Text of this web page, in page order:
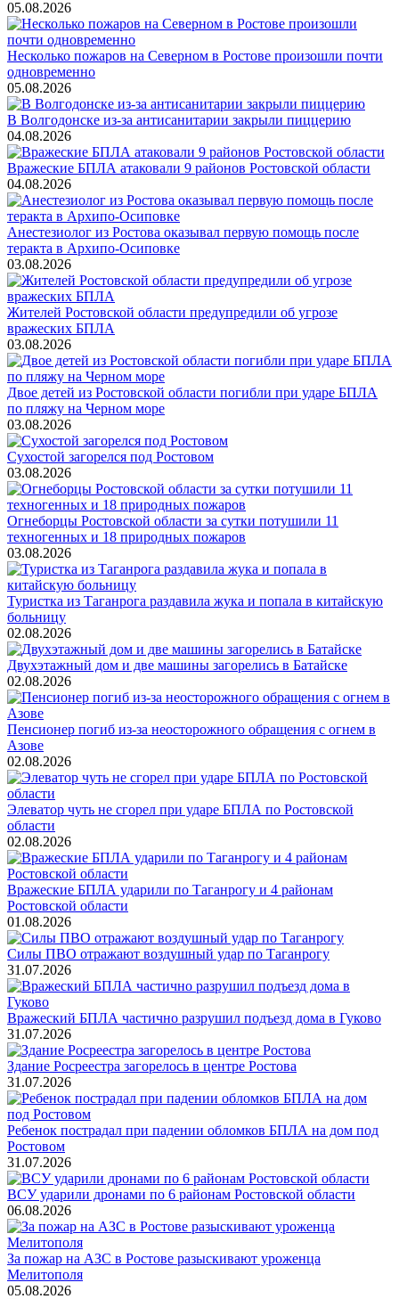
05.08.2026
Несколько пожаров на Северном в Ростове произошли почти
одновременно
05.08.2026
В Волгодонске из-за антисанитарии закрыли пиццерию
04.08.2026
Вражеские БПЛА атаковали 9 районов Ростовской области
04.08.2026
Анестезиолог из Ростова оказывал первую помощь после
теракта в Архипо-Осиповке
03.08.2026
Жителей Ростовской области предупредили об угрозе
вражеских БПЛА
03.08.2026
Двое детей из Ростовской области погибли при ударе БПЛА
по пляжу на Черном море
03.08.2026
Сухостой загорелся под Ростовом
03.08.2026
Огнеборцы Ростовской области за сутки потушили 11
техногенных и 18 природных пожаров
03.08.2026
Туристка из Таганрога раздавила жука и попала в китайскую
больницу
02.08.2026
Двухэтажный дом и две машины загорелись в Батайске
02.08.2026
Пенсионер погиб из-за неосторожного обращения с огнем в
Азове
02.08.2026
Элеватор чуть не сгорел при ударе БПЛА по Ростовской
области
02.08.2026
Вражеские БПЛА ударили по Таганрогу и 4 районам
Ростовской области
01.08.2026
Силы ПВО отражают воздушный удар по Таганрогу
31.07.2026
Вражеский БПЛА частично разрушил подъезд дома в Гуково
31.07.2026
Здание Росреестра загорелось в центре Ростова
31.07.2026
Ребенок пострадал при падении обломков БПЛА на дом под
Ростовом
31.07.2026
ВСУ ударили дронами по 6 районам Ростовской области
06.08.2026
За пожар на АЗС в Ростове разыскивают уроженца
Мелитополя
05.08.2026